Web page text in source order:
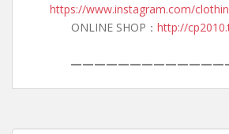
https://www.instagram.com/
ONLINE SHOP： http://